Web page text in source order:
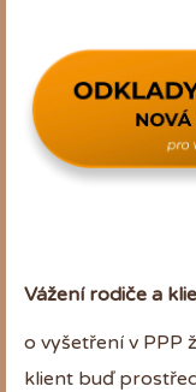
Vážení rodiče a
o vyšetření v PPP
klient buď